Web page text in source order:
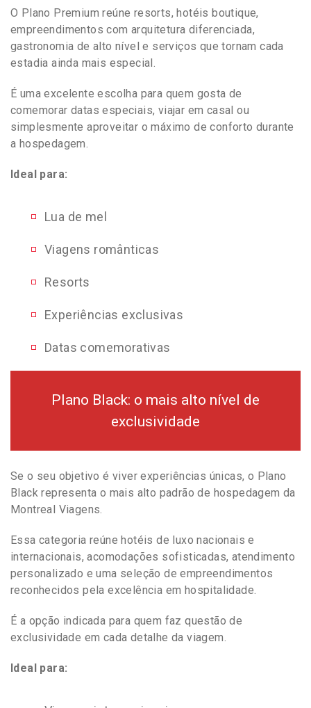
O Plano Premium reúne resorts, hotéis boutique,
empreendimentos com arquitetura diferenciada,
gastronomia de alto nível e serviços que tornam cada
estadia ainda mais especial.
É uma excelente escolha para quem gosta de
comemorar datas especiais, viajar em casal ou
simplesmente aproveitar o máximo de conforto durante
a hospedagem.
Ideal para:
Lua de mel
Viagens românticas
Resorts
Experiências exclusivas
Datas comemorativas
Plano Black: o mais alto nível de
exclusividade
Se o seu objetivo é viver experiências únicas, o Plano
Black representa o mais alto padrão de hospedagem da
Montreal Viagens.
Essa categoria reúne hotéis de luxo nacionais e
internacionais, acomodações sofisticadas, atendimento
personalizado e uma seleção de empreendimentos
reconhecidos pela excelência em hospitalidade.
É a opção indicada para quem faz questão de
exclusividade em cada detalhe da viagem.
Ideal para: